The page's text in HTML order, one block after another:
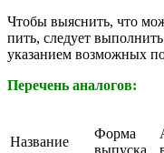
Чтобы выяснить, что
пить, следует
указанием возможных
Перечень аналогов:
Название
Форма